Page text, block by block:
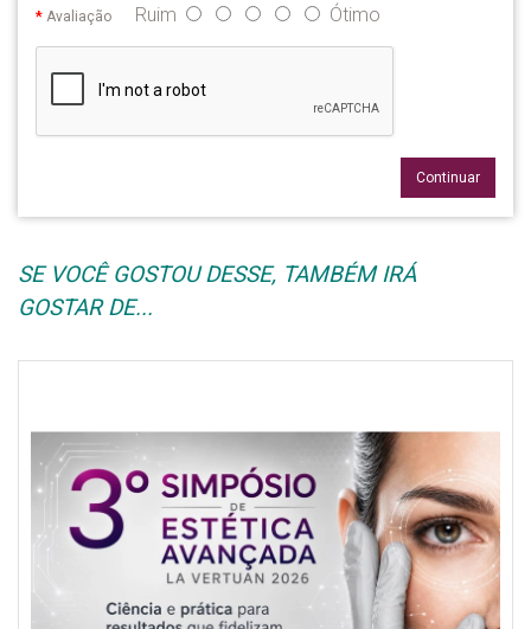
Avaliação Ruim Ótimo
Continuar
SE VOCÊ GOSTOU DESSE, TAMBÉM IRÁ
GOSTAR DE...